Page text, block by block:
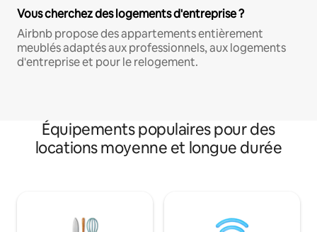
Vous cherchez des logements d'entreprise ?
Airbnb propose des appartements entièrement
meublés adaptés aux professionnels, aux logements
d'entreprise et pour le relogement.
Équipements populaires pour des
locations moyenne et longue durée